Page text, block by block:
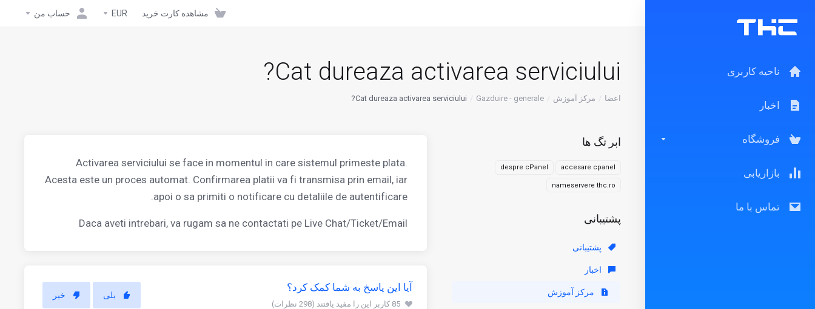
ناحیه کاربری
اخبار
فروشگاه
بازاریابی
تماس با ما
مشاهده کارت خرید EUR حساب من
Cat dureaza activarea serviciului?
اعضا مرکز آموزش Gazduire - generale
Cat dureaza activarea serviciului?
ابر تگ ها
accesare cpanel
despre cPanel
nameservere thc.ro
پشتیبانی
پشتیبانی
اخبار
مرکز آموزش
Activarea serviciului se face in momentul in care sistemul primeste plata.
Acesta este un proces automat. Confirmarea platii va fi transmisa prin email, iar
apoi o sa primiti o notificare cu detaliile de autentificare.
Daca aveti intrebari, va rugam sa ne contactati pe Live Chat/Ticket/Email
آیا این پاسخ به شما کمک کرد؟
85 کاربر این را مفید یافتند (298 نظرات)
بلی خیر